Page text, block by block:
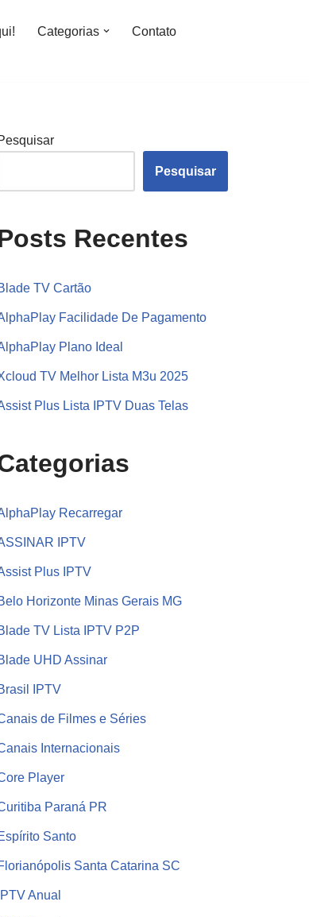
Categorias
Contato
Pesquisar
Recentes
TV Cartão
Facilidade De Pagamento
Plano Ideal
TV Melhor Lista M3u 2025
Plus Lista IPTV Duas Telas
Recarregar
IPTV
Plus IPTV
Horizonte Minas Gerais MG
TV Lista IPTV P2P
UHD Assinar
IPTV
de Filmes e Séries
Internacionais
Player
Paraná PR
Santo
Santa Catarina SC
IPTV Anual